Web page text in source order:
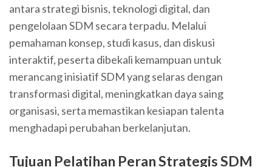
antara strategi bisnis, teknologi digital, dan
pengelolaan SDM secara terpadu. Melalui
pemahaman konsep, studi kasus, dan diskusi
interaktif, peserta dibekali kemampuan untuk
merancang inisiatif SDM yang selaras dengan
transformasi digital, meningkatkan daya saing
organisasi, serta memastikan kesiapan talenta
menghadapi perubahan berkelanjutan.
Tujuan Pelatihan Peran Strategis SDM